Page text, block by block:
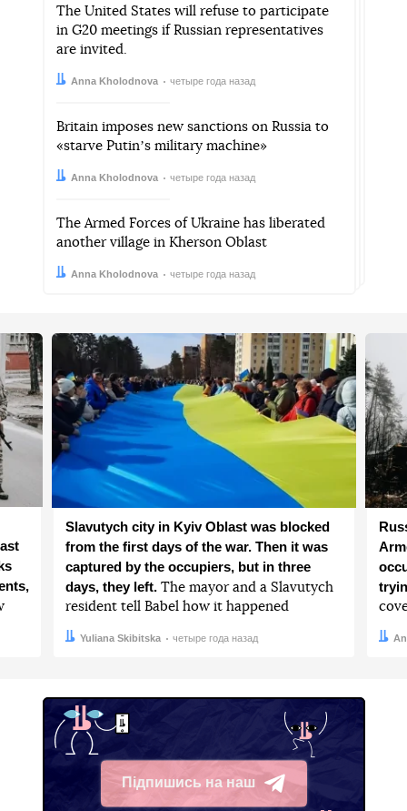
The United States will refuse to participate
in G20 meetings if Russian representatives
are invited.
Автор:Anna Kholodnova
Дата: четыре года назад
Britain imposes new sanctions on Russia to
«starve Putinʼs military machine»
Автор:Anna Kholodnova
Дата: четыре года назад
The Armed Forces of Ukraine has liberated
another village in Kherson Oblast
Автор:Anna Kholodnova
Дата: четыре года назад
Slavutych city in Kyiv Oblast was blocked
from the first days of the war. Then it was
captured by the occupiers, but in three
days, they left. The mayor and a Slavutych
resident tell Babel how it happened
Автор:
Yuliana Skibitska
Дата: четыре года назад Дата:
Підпишись на наш
Telegram